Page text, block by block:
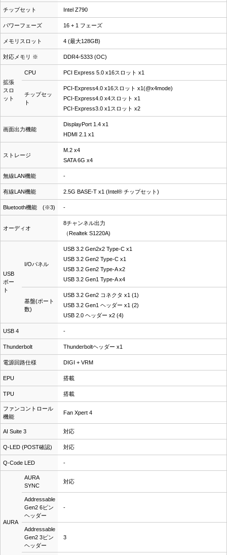
チップセット Intel Z790
パワーフェーズ 16 + 1 フェーズ
メモリスロット 4 (最大128GB)
対応メモリ ※ DDR4-5333 (OC)
拡張
スロ
ット
CPU PCI Express 5.0 x16スロット x1
チップセッ
ト
PCI-Express4.0 x16スロット x1(@x4mode)
PCI-Express4.0 x4スロット x1
PCI-Express3.0 x1スロット x2
画面出力機能
DisplayPort 1.4 x1
HDMI 2.1 x1
ストレージ
M.2 x4
SATA 6G x4
無線LAN機能 -
有線LAN機能 2.5G BASE-T x1 (Intel® チップセット)
Bluetooth機能 (※3) -
オーディオ
8チャンネル出力
（Realtek S1220A)
USB
ポー
ト
I/Oパネル
USB 3.2 Gen2x2 Type-C x1
USB 3.2 Gen2 Type-C x1
USB 3.2 Gen2 Type-A x2
USB 3.2 Gen1 Type-A x4
基盤(ポート
数)
USB 3.2 Gen2 コネクタ x1 (1)
USB 3.2 Gen1 ヘッダー x1 (2)
USB 2.0 ヘッダー x2 (4)
USB 4 -
Thunderbolt Thunderboltヘッダー x1
電源回路仕様 DIGI + VRM
EPU 搭載
TPU 搭載
ファンコントロール
機能
Fan Xpert 4
AI Suite 3 対応
Q-LED (POST確認) 対応
Q-Code LED -
AURA
AURA
SYNC
対応
Addressable
Gen2 6ピン
ヘッダー
-
Addressable
Gen2 3ピン
ヘッダー
3